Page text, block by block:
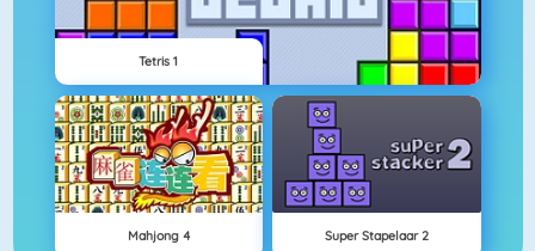
Tetris 1
Mahjong 4 Super Stapelaar 2